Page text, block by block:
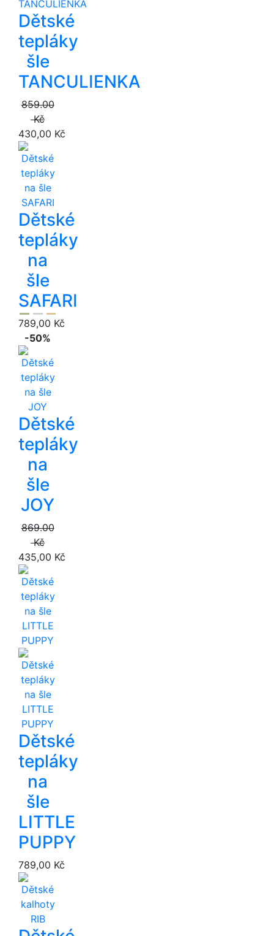
Dětské
tepláky
šle
TANCULIENKA
859.00
Kč
430,00 Kč
Dětské
tepláky
na
šle
SAFARI
789,00 Kč
-50%
Dětské
tepláky
na
šle
JOY
869.00
Kč
435,00 Kč
Dětské
tepláky
na
šle
LITTLE
PUPPY
789,00 Kč